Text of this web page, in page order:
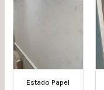
Estado Papel